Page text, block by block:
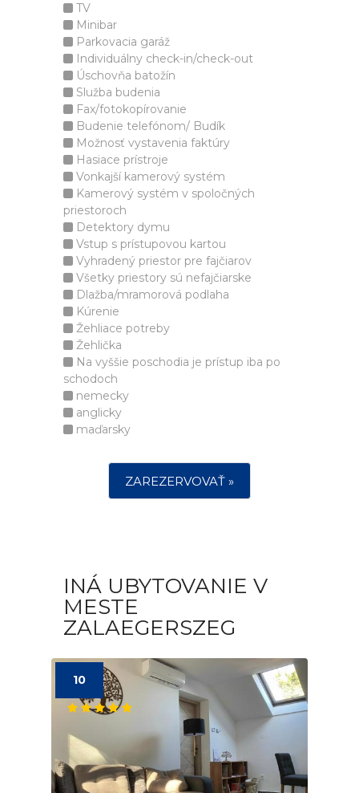
TV
Minibar
Parkovacia garáž
Individuálny check-in/check-out
Úschovňa batožín
Služba budenia
Fax/fotokopírovanie
Budenie telefónom/ Budík
Možnosť vystavenia faktúry
Hasiace prístroje
Vonkajší kamerový systém
Kamerový systém v spoločných
priestoroch
Detektory dymu
Vstup s prístupovou kartou
Vyhradený priestor pre fajčiarov
Všetky priestory sú nefajčiarske
Dlažba/mramorová podlaha
Kúrenie
Žehliace potreby
Žehlička
Na vyššie poschodia je prístup iba po
schodoch
nemecky
anglicky
maďarsky
ZAREZERVOVAŤ »
INÁ UBYTOVANIE V
MESTE
ZALAEGERSZEG
10